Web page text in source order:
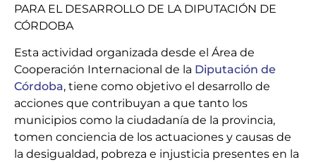
PARA EL DESARROLLO DE LA DIPUTACIÓN DE
CÓRDOBA
Esta actividad organizada desde el Área de
Cooperación Internacional de la Diputación de
Córdoba, tiene como objetivo el desarrollo de
acciones que contribuyan a que tanto los
municipios como la ciudadanía de la provincia,
tomen conciencia de los actuaciones y causas de
la desigualdad, pobreza e injusticia presentes en la